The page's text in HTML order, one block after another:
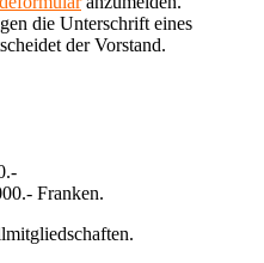
die Unterschrift eines
der Vorstand.
Franken.